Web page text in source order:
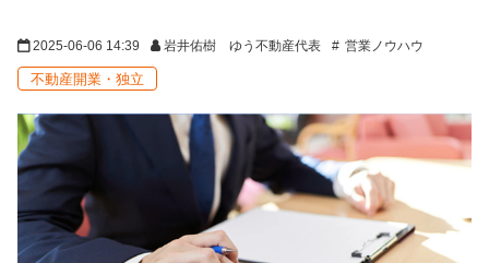
2025-06-06 14:39 岩井佑樹 ゆう不動産代表 営業ノウハウ
不動産開業・独立